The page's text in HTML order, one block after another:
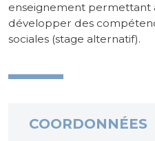
enseignement permettant
développer des
sociales (stage alternatif).
COORDONNÉES